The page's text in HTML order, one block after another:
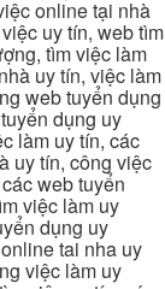
online tại nhà
uy tín, web tìm
tìm việc làm
uy tín, việc làm
web tuyển dụng
dụng uy
làm uy tín, các
uy tín, công việc
web tuyển
việc làm uy
dụng uy
tai nha uy
việc làm uy